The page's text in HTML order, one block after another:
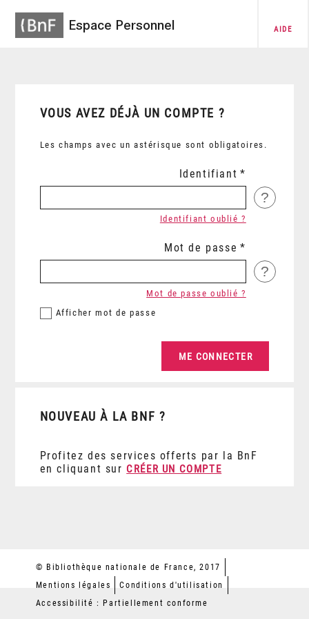
Espace Personnel AIDE
VOUS AVEZ DÉJÀ UN COMPTE ?
Les champs avec un astérisque sont obligatoires.
Identifiant
?
Identifiant oublié ?
Mot de passe
?
Afficher mot de passe
Mot de passe oublié ?
NOUVEAU À LA BNF ?
Profitez des services offerts par la BnF
en cliquant sur CRÉER UN COMPTE
© Bibliothèque nationale de France, 2017
Mentions légales
Conditions d'utilisation
Accessibilité : Partiellement conforme